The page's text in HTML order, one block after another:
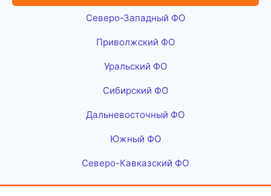
Северо-Западный ФО
Приволжский ФО
Уральский ФО
Сибирский ФО
Дальневосточный ФО
Южный ФО
Северо-Кавказский ФО